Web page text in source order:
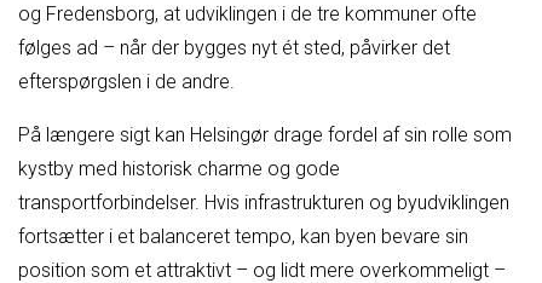
og Fredensborg, at udviklingen i de tre kommuner ofte
følges ad – når der bygges nyt ét sted, påvirker det
efterspørgslen i de andre.
På længere sigt kan Helsingør drage fordel af sin rolle som
kystby med historisk charme og gode
transportforbindelser. Hvis infrastrukturen og byudviklingen
fortsætter i et balanceret tempo, kan byen bevare sin
position som et attraktivt – og lidt mere overkommeligt –